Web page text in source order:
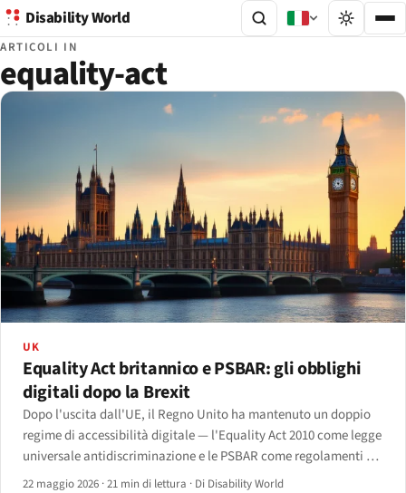
Disability World
ARTICOLI IN
equality-act
UK
Equality Act britannico e PSBAR: gli obblighi
digitali dopo la Brexit
Dopo l'uscita dall'UE, il Regno Unito ha mantenuto un doppio
regime di accessibilità digitale — l'Equality Act 2010 come legge
universale antidiscriminazione e le PSBAR come regolamenti del
settore pubblico che recepiscono la Direttiva sull'accessibilità
22 maggio 2026 ·21 min di lettura · Di Disability World